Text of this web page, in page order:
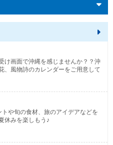
け画面で沖縄を感じませんか？？沖
、風物詩のカレンダーをご用意して
や旬の食材、旅のアイデアなどを
休みを楽しもう♪